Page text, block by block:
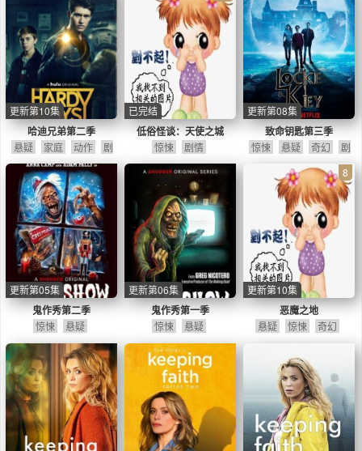
哈迪兄弟第二季
更新第10集
悬疑 家庭 动作
剧
情
低俗怪谈：天使之城
已完结
惊悚 剧情
致命钥匙第三季
更新第08集
惊悚 悬疑 奇幻
剧
鬼作秀第二季
更新第05集
惊悚 悬疑
鬼作秀第一季
更新第06集
惊悚 悬疑
恶魔之地
8
更新第10集
悬疑 惊悚 奇幻